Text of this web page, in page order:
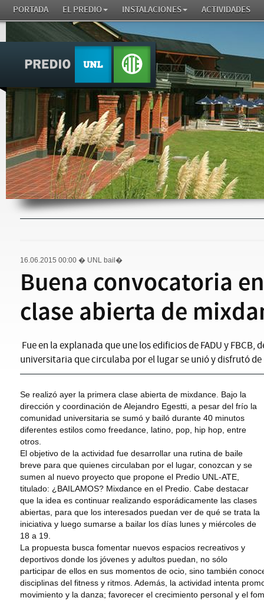
PORTADA EL PREDIO INSTALACIONES ACTIVIDADES
16.06.2015 00:00 � UNL bail�
Buena convocatoria
clase abierta de
Fue en la explanada que une los edificios de FADU y
universitaria que circulaba por el lugar se unió y disfrutó
Se realizó ayer la primera clase abierta de mixdance. Bajo la
dirección y coordinación de Alejandro Egestti, a pesar del frío la
comunidad universitaria se sumó y bailó durante 40 minutos
diferentes estilos como freedance, latino, pop, hip hop, entre
otros.
El objetivo de la actividad fue desarrollar una rutina de baile
breve para que quienes circulaban por el lugar, conozcan y se
sumen al nuevo proyecto que propone el Predio UNL-ATE,
titulado: ¿BAILAMOS? Mixdance en el Predio. Cabe destacar
que la idea es continuar realizando esporádicamente las clases
abiertas, para que los interesados puedan ver de qué se trata la
iniciativa y luego sumarse a bailar los días lunes y miércoles de
18 a 19.
La propuesta busca fomentar nuevos espacios recreativos y
deportivos donde los jóvenes y adultos puedan, no sólo
participar de ellos en sus momentos de ocio, sino también
disciplinas del fitness y ritmos. Además, la actividad intenta
movimiento y la danza; favorecer el crecimiento personal y el